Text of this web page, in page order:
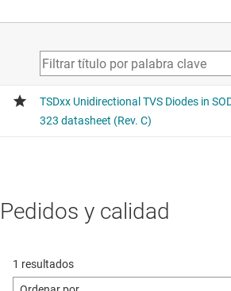
Pedidos y calidad